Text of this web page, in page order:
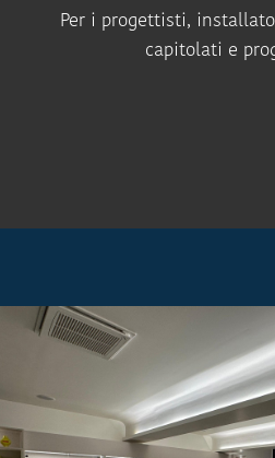
Per i progettisti,
capitolati e